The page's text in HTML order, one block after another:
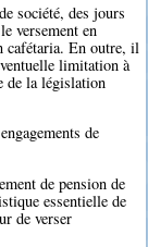
société, des jours
versement en
cafétaria. En outre, il
limitation à
de la législation
de
de pension de
essentielle de
de verser